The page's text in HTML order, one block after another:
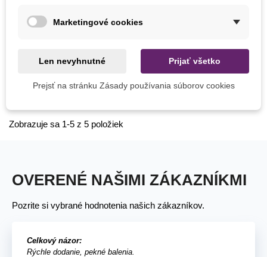
Rozprašovač Spirit - 750 ml
3,44 €
Zobrazuje sa 1-5 z 5 položiek
OVERENÉ NAŠIMI ZÁKAZNÍKMI
Pozrite si vybrané hodnotenia našich zákazníkov.
Celkový názor:
Rýchle dodanie, pekné balenia.
Marketingové cookies
Len nevyhnutné Prijať všetko
Prejsť na stránku Zásady používania súborov cookies